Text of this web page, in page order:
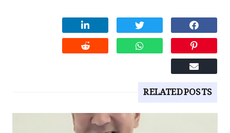
RELATED POSTS